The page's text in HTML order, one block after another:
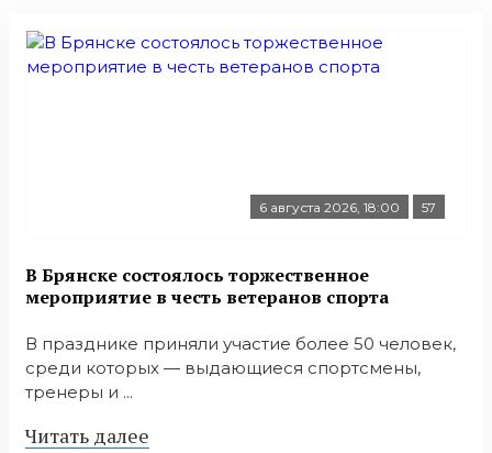
6 августа 2026, 18:00 57
В Брянске состоялось торжественное
мероприятие в честь ветеранов спорта
В празднике приняли участие более 50 человек,
среди которых — выдающиеся спортсмены,
тренеры и ...
Читать далее